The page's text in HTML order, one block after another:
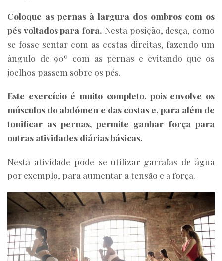
Coloque as pernas à largura dos ombros com os
pés voltados para fora. Nesta posição, desça, como
se fosse sentar com as costas direitas, fazendo um
ângulo de 90º com as pernas e evitando que os
joelhos passem sobre os pés.
Este exercício é muito completo, pois envolve os
músculos do abdómen e das costas e, para além de
tonificar as pernas, permite ganhar força para
outras atividades diárias básicas.
Nesta atividade pode-se utilizar garrafas de água
por exemplo, para aumentar a tensão e a força.